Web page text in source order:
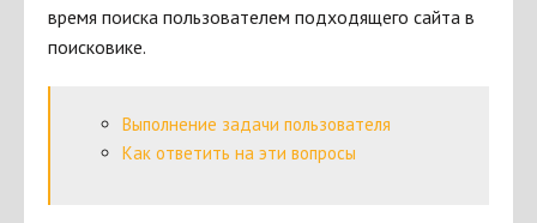
время поиска пользователем подходящего сайта в
поисковике.
Выполнение задачи пользователя
Как ответить на эти вопросы